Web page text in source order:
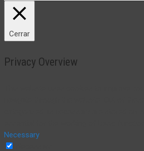
Cerrar
Privacy Overview
Necessary